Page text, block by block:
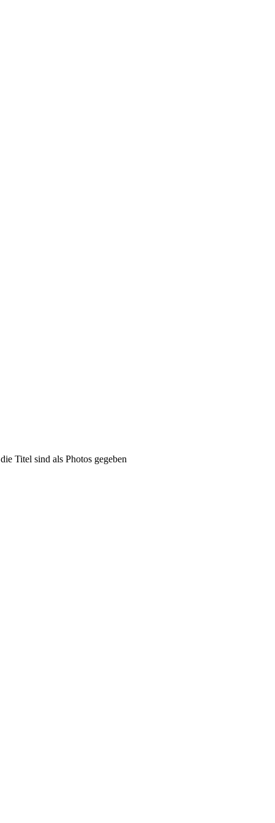
Titel sind als Photos gegeben